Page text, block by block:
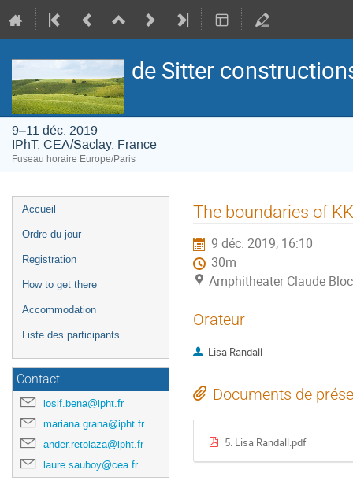
de Sitter
9–11 déc. 2019
IPhT, CEA/Saclay, France
Fuseau horaire Europe/Paris
Menu
de
Accueil
Ordre du jour
Registration
How to get there
Accommodation
Liste des participants
Contact
iosif.bena@ipht.fr
mariana.grana@ipht.fr
ander.retolaza@ipht.fr
laure.sauboy@cea.fr
The boundaries of
9 déc. 2019, 16:10
30m
Amphitheater Claude
Orateur
Lisa Randall
Documents de
5. Lisa Randall.pdf